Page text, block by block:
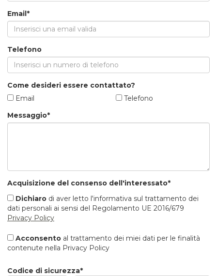
Email*
Telefono
Come desideri essere contattato?
Email
Telefono
Messaggio*
Acquisizione del consenso dell'interessato*
Dichiaro di aver letto l'informativa sul trattamento dei
dati personali ai sensi del Regolamento UE 2016/679
Privacy Policy
Acconsento al trattamento dei miei dati per le finalità
contenute nella Privacy Policy
Codice di sicurezza*